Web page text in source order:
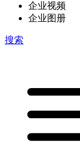
企业视频
企业图册
搜索